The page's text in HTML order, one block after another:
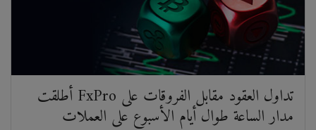
أطلقت FxPro تداول العقود مقابل الفروقات على
مدار الساعة طوال أيام الأسبوع على العملات